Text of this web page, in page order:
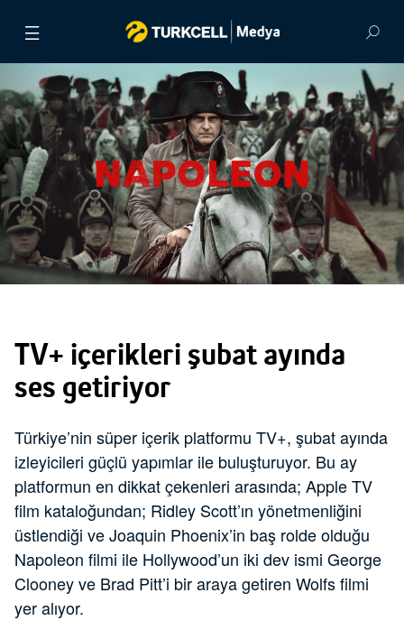
BASIN BÜLTENLERİ
VİDEOLAR
GÖRSEL ARŞİV
İLETİŞİM
TV+ içerikleri şubat ayında
ses getiriyor
Türkiye’nin süper içerik platformu TV+, şubat ayında
izleyicileri güçlü yapımlar ile buluşturuyor. Bu ay
platformun en dikkat çekenleri arasında; Apple TV
film kataloğundan; Ridley Scott’ın yönetmenliğini
üstlendiği ve Joaquin Phoenix’in baş rolde olduğu
Napoleon filmi ile Hollywood’un iki dev ismi George
Clooney ve Brad Pitt’i bir araya getiren Wolfs filmi
yer alıyor.